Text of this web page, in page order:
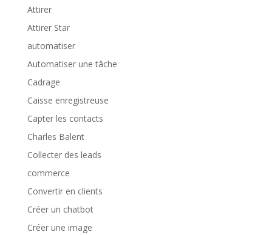
Attirer
Attirer Star
automatiser
Automatiser une tâche
Cadrage
Caisse enregistreuse
Capter les contacts
Charles Balent
Collecter des leads
commerce
Convertir en clients
Créer un chatbot
Créer une image